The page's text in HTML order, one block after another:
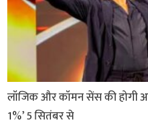
लॉजिक और कॉमन सेंस की होगी
1%’ 5 सितंबर से